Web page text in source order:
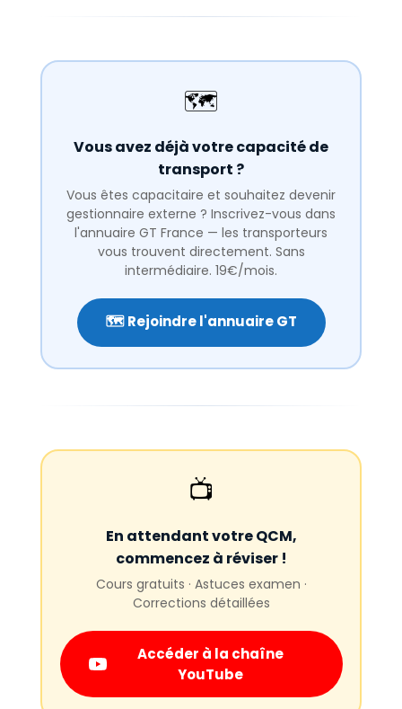
🗺️
Vous avez déjà votre capacité de
transport ?
Vous êtes capacitaire et souhaitez devenir
gestionnaire externe ? Inscrivez-vous dans
l'annuaire GT France — les transporteurs
vous trouvent directement. Sans
intermédiaire. 19€/mois.
🗺️ Rejoindre l'annuaire GT
📺
En attendant votre QCM,
commencez à réviser !
Cours gratuits · Astuces examen ·
Corrections détaillées
Accéder à la chaîne
YouTube